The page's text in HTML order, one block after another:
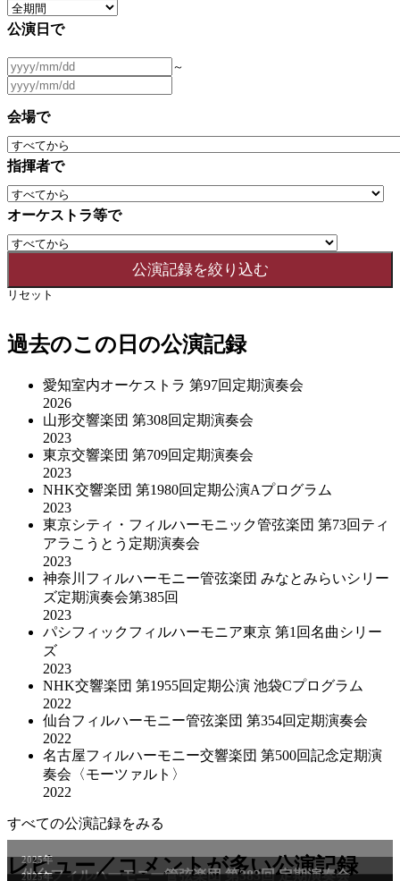
公演日で
～
会場で
指揮者で
オーケストラ等で
リセット
過去のこの日の公演記録
愛知室内オーケストラ 第97回定期演奏会
2026
山形交響楽団 第308回定期演奏会
2023
東京交響楽団 第709回定期演奏会
2023
NHK交響楽団 第1980回定期公演Aプログラム
2023
東京シティ・フィルハーモニック管弦楽団 第73回ティ
アラこうとう定期演奏会
2023
神奈川フィルハーモニー管弦楽団 みなとみらいシリー
ズ定期演奏会第385回
2023
パシフィックフィルハーモニア東京 第1回名曲シリー
ズ
2023
NHK交響楽団 第1955回定期公演 池袋Cプログラム
2022
仙台フィルハーモニー管弦楽団 第354回定期演奏会
2022
名古屋フィルハーモニー交響楽団 第500回記念定期演
奏会〈モーツァルト〉
2022
すべての公演記録をみる
レビュー／コメントが多い公演記録